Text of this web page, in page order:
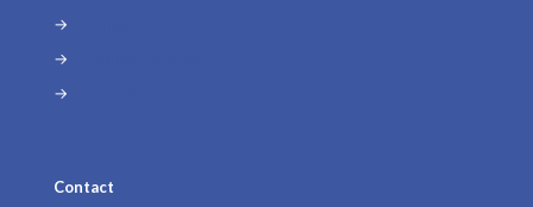
→
→
→
Contact